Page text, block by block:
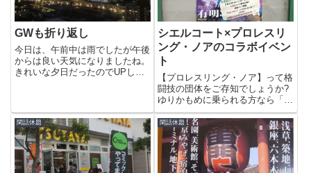
GWも折り返し
今日は、午前中は雨でしたが午後
からは良い天気になりましたね。
きれいな夕日だったのでUPしま
たのですがGWのお台場を甘く見
ました。ダイバーシティもすご...
シエルコート×プロレスリ
ング・ノアのコラボイベン
ト
【プロレスリング・ノア】って格
闘技の団体をご存知でしょうか?
ゆりかもめに乗られる方なら「有
明テニスの森駅」の進行方向（台
場方面）の右側にティファ有明>
という事務所兼道場があるのでご
存じの方も多いと思います。格闘
技に疎い自分でもプロレスリン
グ...
閑話休題 閑話休題